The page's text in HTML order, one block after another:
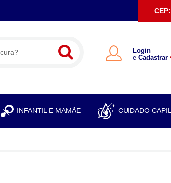
CEP:
Login
e Cadastrar
INFANTIL E MAMÃE CUIDADO